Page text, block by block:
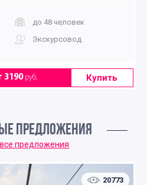
до 48 человек
Экскурсовод
3190руб. Купить
ПРЕДЛОЖЕНИЯ
предложения
20773